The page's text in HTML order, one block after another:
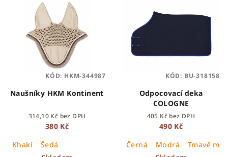
Naušníky HKM Kontinent
314,10 Kč bez DPH
380 Kč
Khaki
Šedá
KÓD: HKM-344987
Odpocovací deka
COLOGNE
405 Kč bez DPH
490 Kč
Černá
Modrá
Tmavě
KÓD: BU-318158